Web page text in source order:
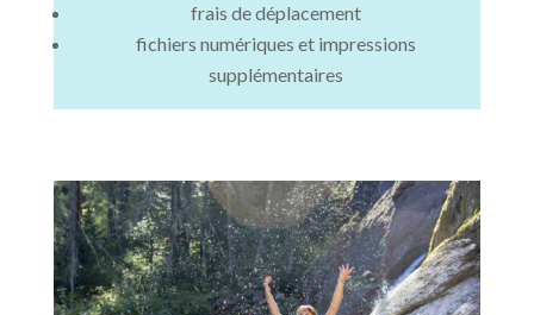
frais de déplacement
fichiers numériques et impressions
supplémentaires